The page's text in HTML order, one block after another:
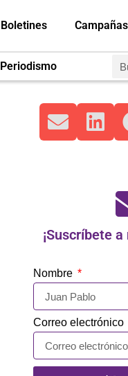
Boletines Campañas
Periodismo
¡Suscríbete
Nombre
Correo electrónico